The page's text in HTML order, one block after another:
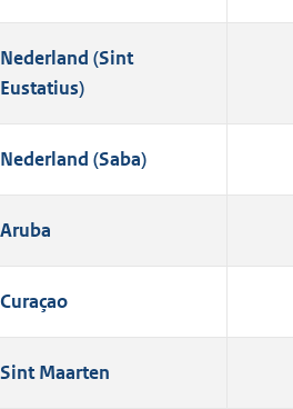
Nederland (Sint
Eustatius)
Nederland (Saba)
Aruba
Curaçao
Sint Maarten